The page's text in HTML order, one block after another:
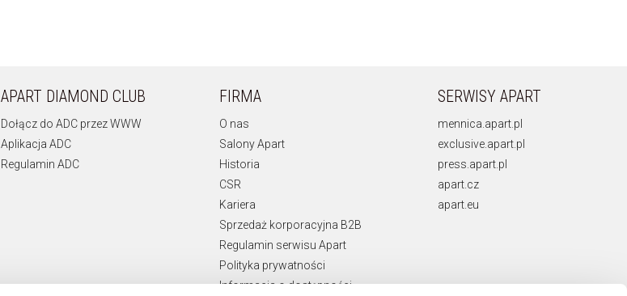
APART DIAMOND CLUB
Dołącz do ADC przez WWW
Aplikacja ADC
Regulamin ADC
FIRMA
O nas
Salony Apart
Historia
CSR
Kariera
Sprzedaż korporacyjna B2B
Regulamin serwisu Apart
Polityka prywatności
Informacja o dostępności
SERWISY APART
mennica.apart.pl
exclusive.apart.pl
press.apart.pl
apart.cz
apart.eu